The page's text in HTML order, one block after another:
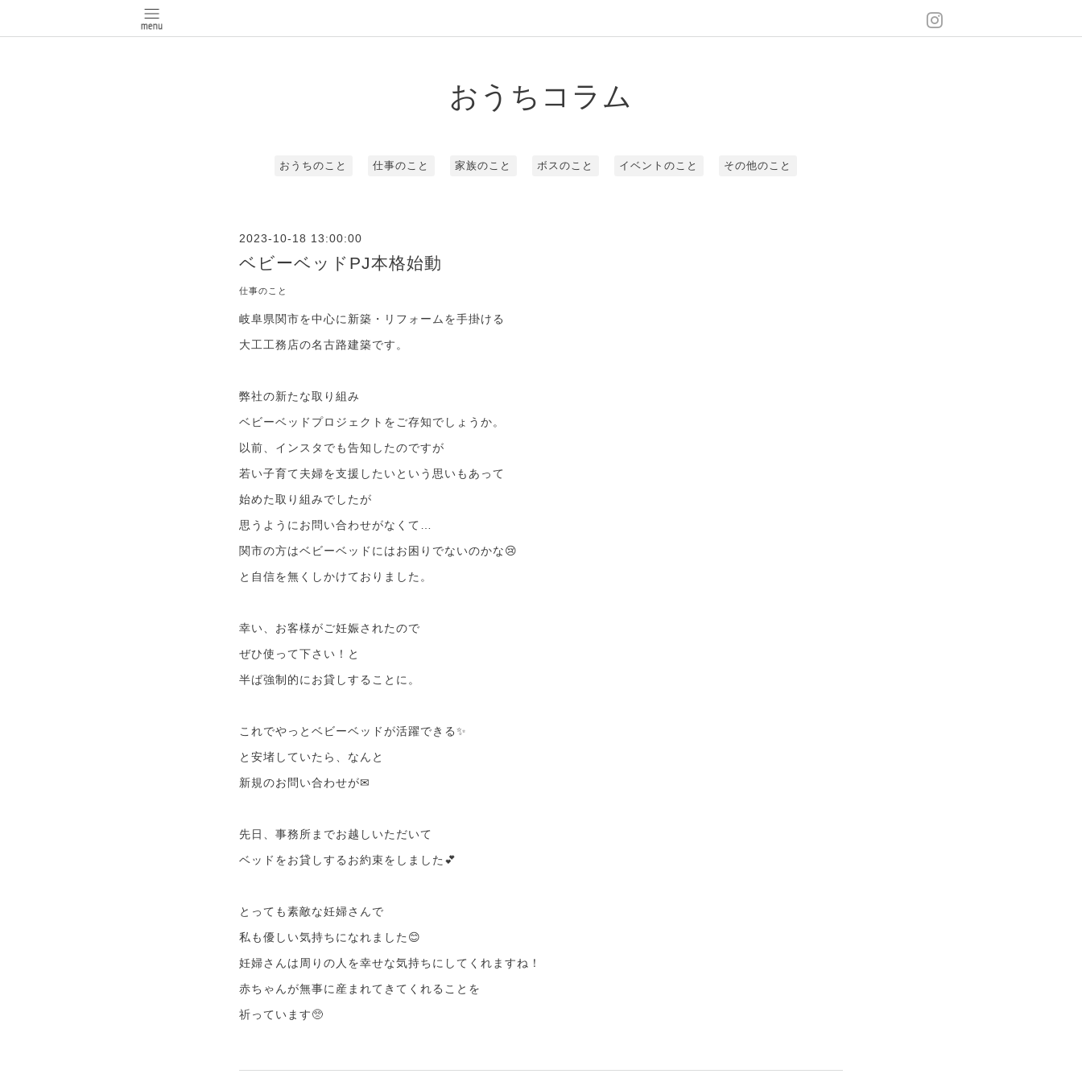
おうちコラム
おうちのこと 仕事のこと 家族のこと ボスのこと イベントのこと その他のこと
2023-10-18 13:00:00
ベビーベッドPJ本格始動
仕事のこと
岐阜県関市を中心に新築・リフォームを手掛ける
大工工務店の名古路建築です。
弊社の新たな取り組み
ベビーベッドプロジェクトをご存知でしょうか。
以前、インスタでも告知したのですが
若い子育て夫婦を支援したいという思いもあって
始めた取り組みでしたが
思うようにお問い合わせがなくて…
関市の方はベビーベッドにはお困りでないのかな😢
と自信を無くしかけておりました。
幸い、お客様がご妊娠されたので
ぜひ使って下さい！と
半ば強制的にお貸しすることに。
これでやっとベビーベッドが活躍できる✨
と安堵していたら、なんと
新規のお問い合わせが✉
先日、事務所までお越しいただいて
ベッドをお貸しするお約束をしました💕
とっても素敵な妊婦さんで
私も優しい気持ちになれました😊
妊婦さんは周りの人を幸せな気持ちにしてくれますね！
赤ちゃんが無事に産まれてきてくれることを
祈っています🥺